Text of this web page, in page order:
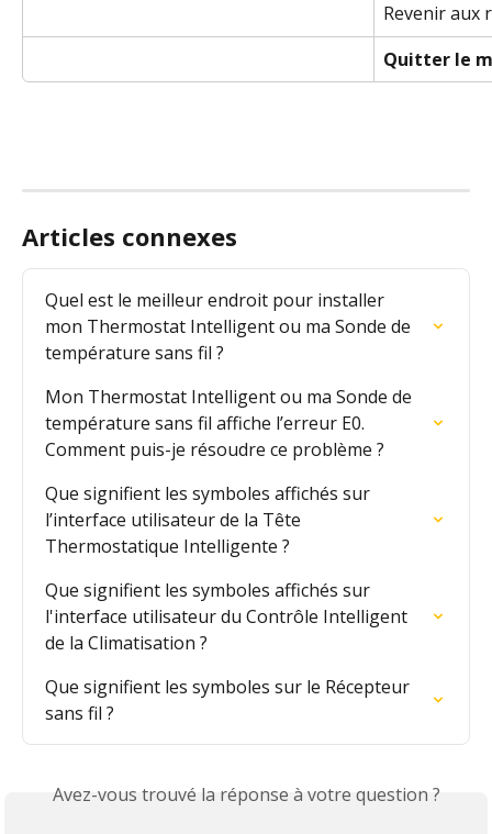
Revenir aux
Quitter le
Articles connexes
Quel est le meilleur endroit pour installer
mon Thermostat Intelligent ou ma Sonde de
température sans fil ?
Mon Thermostat Intelligent ou ma Sonde de
température sans fil affiche l’erreur E0.
Comment puis-je résoudre ce problème ?
Que signifient les symboles affichés sur
l’interface utilisateur de la Tête
Thermostatique Intelligente ?
Que signifient les symboles affichés sur
l'interface utilisateur du Contrôle Intelligent
de la Climatisation ?
Que signifient les symboles sur le Récepteur
sans fil ?
Avez-vous trouvé la réponse à votre question ?